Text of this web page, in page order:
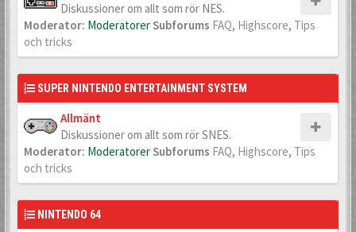
Diskussioner om allt som rör NES.
Moderator: ModeratorerSubforums FAQ, Highscore, Tips
och tricks
SUPER NINTENDO ENTERTAINMENT SYSTEM
Allmänt
Diskussioner om allt som rör SNES.
Moderator: ModeratorerSubforums FAQ, Highscore, Tips
och tricks
NINTENDO 64